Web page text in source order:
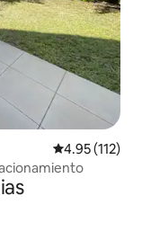
Calificación
4.95 (112)